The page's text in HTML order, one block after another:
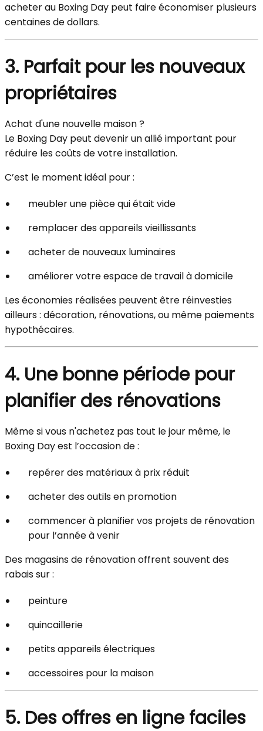
acheter au Boxing Day peut faire économiser plusieurs
centaines de dollars.
3. Parfait pour les nouveaux
propriétaires
Achat d'une nouvelle maison ?
Le Boxing Day peut devenir un allié important pour
réduire les coûts de votre installation.
C’est le moment idéal pour :
meubler une pièce qui était vide
remplacer des appareils vieillissants
acheter de nouveaux luminaires
améliorer votre espace de travail à domicile
Les économies réalisées peuvent être réinvesties
ailleurs : décoration, rénovations, ou même paiements
hypothécaires.
4. Une bonne période pour
planifier des rénovations
Même si vous n'achetez pas tout le jour même, le
Boxing Day est l’occasion de :
repérer des matériaux à prix réduit
acheter des outils en promotion
commencer à planifier vos projets de rénovation
pour l’année à venir
Des magasins de rénovation offrent souvent des
rabais sur :
peinture
quincaillerie
petits appareils électriques
accessoires pour la maison
5. Des offres en ligne faciles